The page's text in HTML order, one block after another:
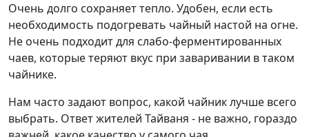
Очень долго сохраняет тепло. Удобен, если есть
необходимость подогревать чайный настой на огне.
Не очень подходит для слабо-ферментированных
чаев, которые теряют вкус при заваривании в таком
чайнике.
Нам часто задают вопрос, какой чайник лучше всего
выбрать. Ответ жителей Тайваня - не важно, гораздо